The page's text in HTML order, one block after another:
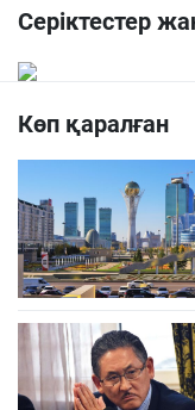
Серіктестер
Көп қаралған